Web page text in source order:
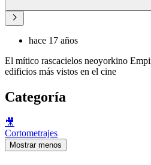
hace 17 años
El mítico rascacielos neoyorkino
edificios más vistos en el cine
Categoría
🎥
Cortometrajes
Mostrar menos